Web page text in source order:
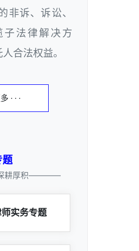
非诉、诉讼、
子法律解决方
合法权益。
· · ·
题
耕厚积————
实务专题